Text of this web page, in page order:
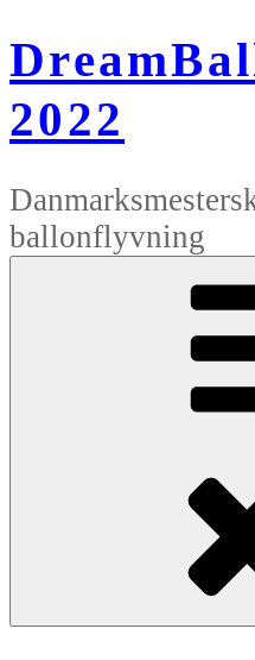
til
indhold
2022
ballonflyvning